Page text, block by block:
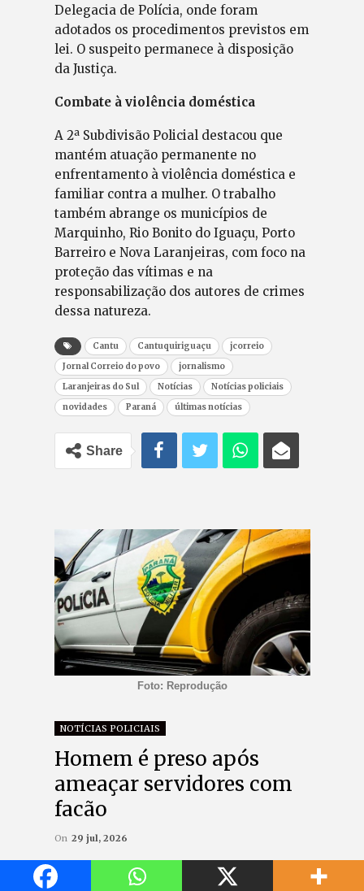
Delegacia de Polícia, onde foram
adotados os procedimentos previstos em
lei. O suspeito permanece à disposição
da Justiça.
Combate à violência doméstica
A 2ª Subdivisão Policial destacou que
mantém atuação permanente no
enfrentamento à violência doméstica e
familiar contra a mulher. O trabalho
também abrange os municípios de
Marquinho, Rio Bonito do Iguaçu, Porto
Barreiro e Nova Laranjeiras, com foco na
proteção das vítimas e na
responsabilização dos autores de crimes
dessa natureza.
Cantu Cantuquiriguaçu
jcorreio
Jornal Correio do povo
jornalismo
Laranjeiras do Sul
Notícias
Notícias policiais
novidades
Paraná últimas notícias
Share
Foto: Reprodução
NOTÍCIAS POLICIAIS
Homem é preso após
ameaçar servidores com
facão
On 29 jul, 2026